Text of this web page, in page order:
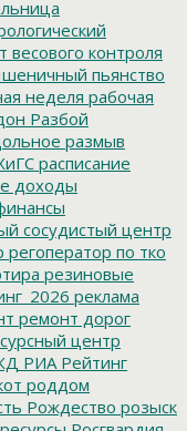
весового контроля
пьянство
неделя рабочая
Разбой
размыв
расписание
доходы
сосудистый центр
регоператор по тко
резиновые
реклама
ремонт дорог
центр
РИА Рейтинг
роддом
Рождество розыск